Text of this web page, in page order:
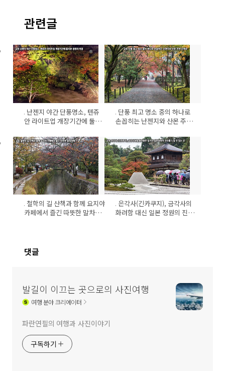
관련글
교토 난젠지 야간 단풍명소, 텐쥬
안 라이트업 개장기간에 둘러
교토 단풍 최고 명소 중의 하나로
손꼽히는 난젠지와 산몬 주변
교토 철학의 길 산책과 함께 요지야
카페에서 즐긴 따뜻한 말차라
교토 은각사(긴카쿠지), 금각사의
화려함 대신 일본 정원의 진수
댓글
발길이 이끄는 곳으로의 사진여행
여행분야 크리에이터
파란연필의 여행과 사진이야기
구독하기